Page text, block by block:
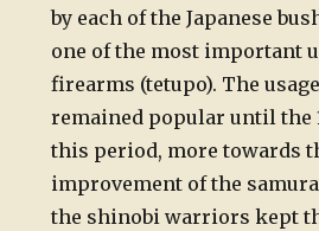
by each of the Japanese
one of the most important
firearms (tetupo). The
remained popular until the
this period, more towards
improvement of the
the shinobi warriors kept